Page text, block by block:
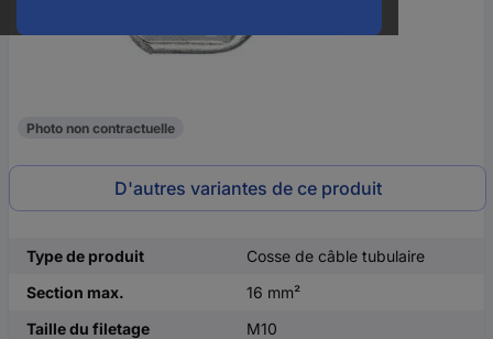
Photo non contractuelle
D'autres variantes de ce produit
Type de produit
Cosse de câble tubulaire
Section max.
16 mm²
Taille du filetage
M10